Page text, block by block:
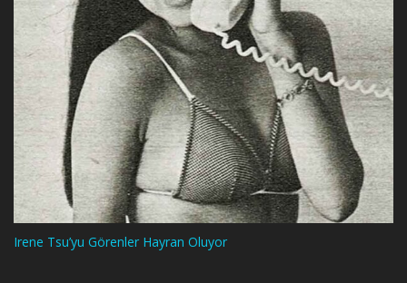
Irene Tsu’yu Görenler Hayran Oluyor